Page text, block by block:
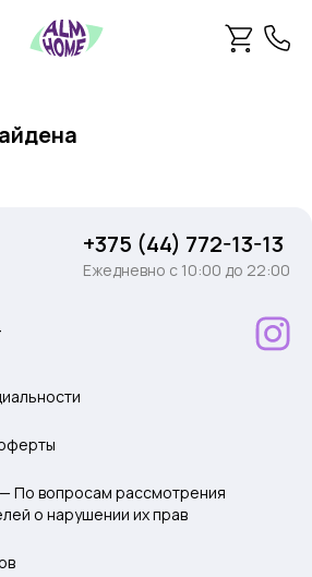
+375 (44) 772-13-13
Ежедневно c 10:00 до 22:00
По вопросам рассмотрения
о нарушении их прав